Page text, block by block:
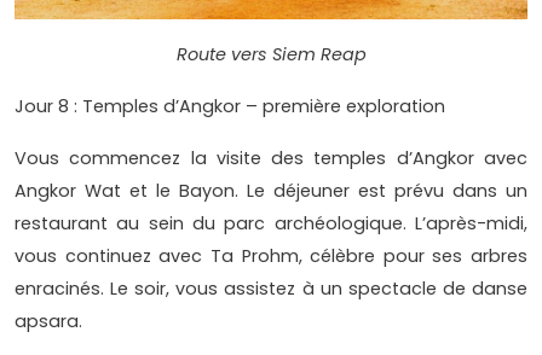
Route vers Siem Reap
Jour 8 : Temples d’Angkor – première exploration
Vous commencez la visite des temples d’Angkor avec
Angkor Wat et le Bayon. Le déjeuner est prévu dans un
restaurant au sein du parc archéologique. L’après-midi,
vous continuez avec Ta Prohm, célèbre pour ses arbres
enracinés. Le soir, vous assistez à un spectacle de danse
apsara.